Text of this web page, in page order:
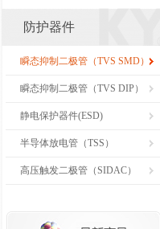
防护器件
瞬态抑制二极管（TVS SMD）
瞬态抑制二极管（TVS DIP）
静电保护器件(ESD)
半导体放电管（TSS）
高压触发二极管（SIDAC）